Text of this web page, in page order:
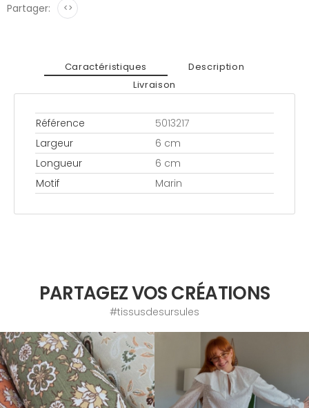
Partager: <>
Caractéristiques
Description
Livraison
Référence
5013217
Largeur
6 cm
Longueur
6 cm
Motif
Marin
PARTAGEZ VOS CRÉATIONS
#tissusdesursules